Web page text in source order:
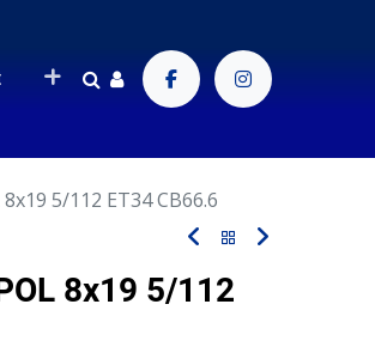
8x19 5/112 ET34 CB66.6
8x19 5/112